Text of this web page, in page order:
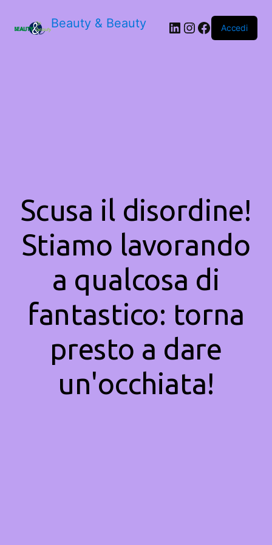
Beauty & Beauty LinkedIn
Instagram
Facebook
Accedi
Scusa il disordine!
Stiamo lavorando
a qualcosa di
fantastico: torna
presto a dare
un'occhiata!